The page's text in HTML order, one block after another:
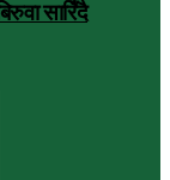
सारिँदै